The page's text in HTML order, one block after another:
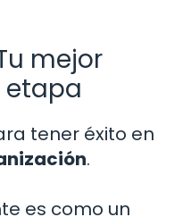
mejor
etapa
tener éxito en
.
es como un